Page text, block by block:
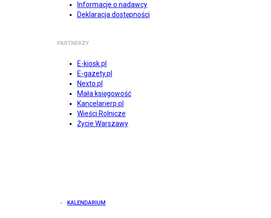
Informacje o nadawcy
Deklaracja dostępności
PARTNERZY
E-kiosk.pl
E-gazety.pl
Nexto.pl
Mała księgowość
Kancelarierp.pl
Wieści Rolnicze
Życie Warszawy
KALENDARIUM